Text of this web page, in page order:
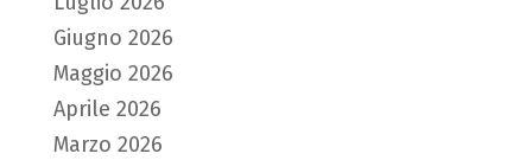
Giugno 2026
Maggio 2026
Aprile 2026
Marzo 2026